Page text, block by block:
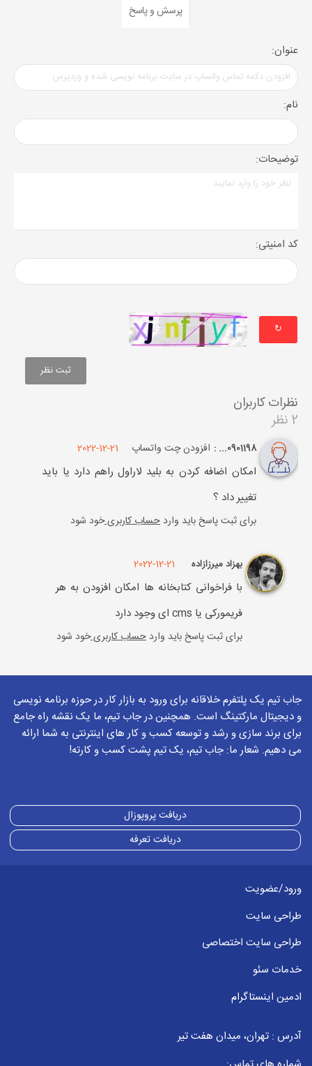
پرسش و پاسخ
عنوان:
نام:
توضیحات:
کد امنیتی:
↻
نظرات کاربران
2 نظر
0901198... : افزودن چت واتساپ 2022-12-21
امکان اضافه کردن به بلید لاراول راهم دارد یا باید
تغییر داد ؟
برای ثبت پاسخ باید وارد حساب کاربریخود شود
بهزاد میرزازاده 2022-12-21
با فراخوانی کتابخانه ها امکان افزودن به هر
فریمورکی یا cms ای وجود دارد
برای ثبت پاسخ باید وارد حساب کاربریخود شود
جاب تیم یک پلتفرم خلاقانه برای ورود به بازار کار در حوزه برنامه نویسی
و دیجیتال مارکتینگ است. همچنین در جاب تیم، ما یک نقشه راه جامع
برای برند سازی و رشد و توسعه کسب و کار های اینترنتی به شما ارائه
می دهیم. شعار ما: جاب تیم، یک تیم پشت کسب و کارته!
دریافت پروپوزال
دریافت تعرفه
ورود/عضویت
طراحی سایت
طراحی سایت اختصاصی
خدمات سئو
ادمین اینستاگرام
آدرس : تهران، میدان هفت تیر